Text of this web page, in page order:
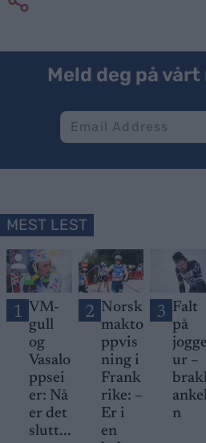
Meld deg på
MEST LEST
1 VM-
gull
og
Vasalo
ppsei
er: Nå
er det
slutt...
2 Norsk
makto
ppvis
ning i
Frank
rike: –
Er i
en
3 Falt
på
ur –
n